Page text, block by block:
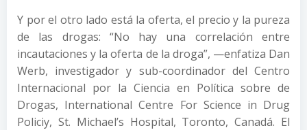
Y por el otro lado está la oferta, el precio y la pureza
de las drogas: “No hay una correlación entre
incautaciones y la oferta de la droga”, —enfatiza Dan
Werb, investigador y sub-coordinador del Centro
Internacional por la Ciencia en Política sobre de
Drogas, International Centre For Science in Drug
Policiy, St. Michael’s Hospital, Toronto, Canadá. El